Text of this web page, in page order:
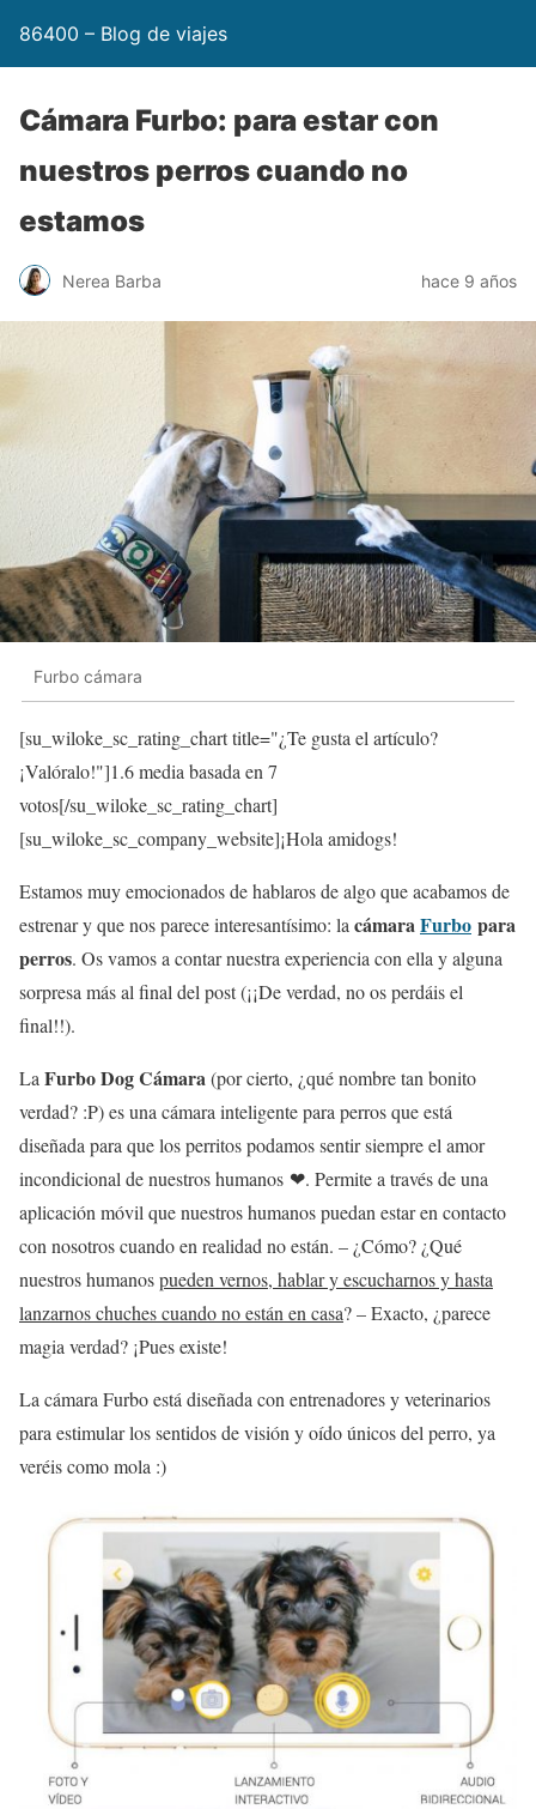
86400 – Blog de viajes
Cámara Furbo: para estar con
nuestros perros cuando no
estamos
Nerea Barba hace 9 años
Furbo cámara
[su_wiloke_sc_rating_chart title="¿Te gusta el artículo?
¡Valóralo!"]1.6media basada en 7
votos[/su_wiloke_sc_rating_chart]
[su_wiloke_sc_company_website]¡Hola amidogs!
Estamos muy emocionados de hablaros de algo que acabamos de
estrenar y que nos parece interesantísimo: la cámaraFurbo para
perros. Os vamos a contar nuestra experiencia con ella y alguna
sorpresa más al final del post (¡¡De verdad, no os perdáis el
final!!).
La Furbo Dog Cámara(por cierto, ¿qué nombre tan bonito
verdad? :P) es una cámara inteligente para perros que está
diseñada para que los perritos podamos sentir siempre el amor
incondicional de nuestros humanos ❤. Permite a través de una
aplicación móvil que nuestros humanos puedan estar en contacto
con nosotros cuando en realidad no están. – ¿Cómo? ¿Qué
nuestros humanospueden vernos, hablar y escucharnos y hasta
lanzarnos chuches cuando no están en casa? – Exacto, ¿parece
magia verdad? ¡Pues existe!
La cámara Furbo está diseñada con entrenadores y veterinarios
para estimular los sentidos de visión y oído únicos del perro, ya
veréis como mola :)